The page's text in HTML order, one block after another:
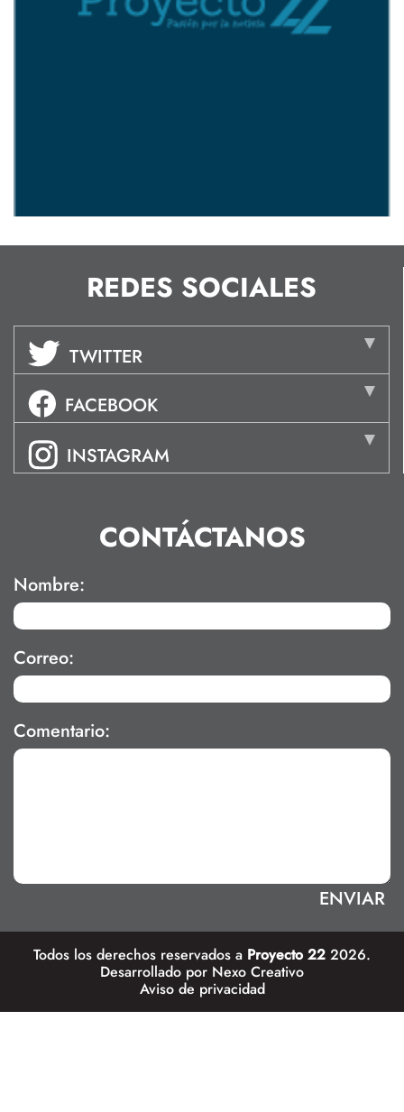
REDES SOCIALES
TWITTER
FACEBOOK
INSTAGRAM
CONTÁCTANOS
Nombre:
Correo:
Comentario:
Todos los derechos reservados a Proyecto 22 2026.
Desarrollado por Nexo Creativo
Aviso de privacidad